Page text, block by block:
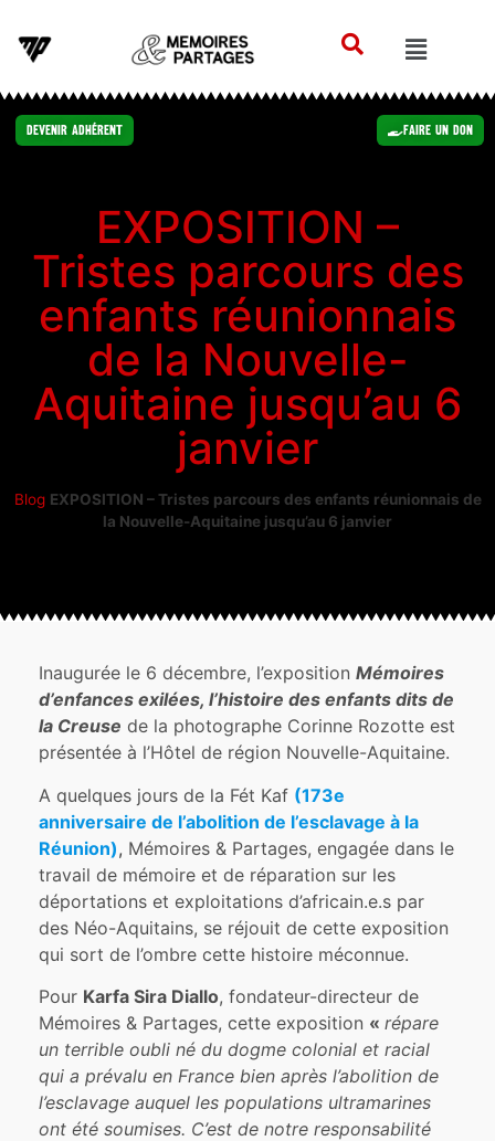
Devenir Adhérent Faire un Don
EXPOSITION –
Tristes parcours des
enfants réunionnais
de la Nouvelle-
Aquitaine jusqu’au 6
janvier
Blog EXPOSITION – Tristes parcours des enfants réunionnais de
la Nouvelle-Aquitaine jusqu’au 6 janvier
Inaugurée le 6 décembre, l’expositionMémoires
d’enfances exilées, l’histoire des enfants dits de
la Creuse de la photographe Corinne Rozotte est
présentée à l’Hôtel de région Nouvelle-Aquitaine.
A quelques jours de la Fét Kaf (173e
anniversaire de l’abolition de l’esclavage à la
Réunion), Mémoires & Partages, engagée dans le
travail de mémoire et de réparation sur les
déportations et exploitations d’africain.e.s par
des Néo-Aquitains, se réjouit de cette exposition
qui sort de l’ombre cette histoire méconnue.
Pour Karfa Sira Diallo, fondateur-directeur de
Mémoires & Partages, cette exposition « répare
un terrible oubli né du dogme colonial et racial
qui a prévalu en France bien après l’abolition de
l’esclavage auquel les populations ultramarines
ont été soumises. C’est de notre responsabilité